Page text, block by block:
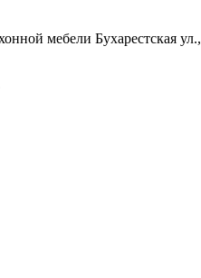
мебели Бухарестская